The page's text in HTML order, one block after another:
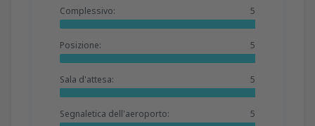
Complessivo: 5
Posizione: 5
Sala d'attesa: 5
Segnaletica dell'aeroporto: 5